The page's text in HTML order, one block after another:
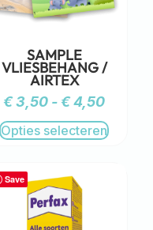
SAMPLE
VLIESBEHANG /
AIRTEX
€3,50 - €4,50
Opties selecteren
Save